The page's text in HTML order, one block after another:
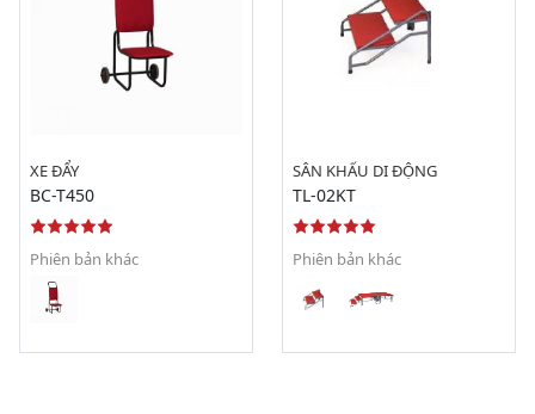
XE ĐẨY
BC-T450
Phiên bản khác
SÂN KHẤU DI ĐỘNG
TL-02KT
Phiên bản khác